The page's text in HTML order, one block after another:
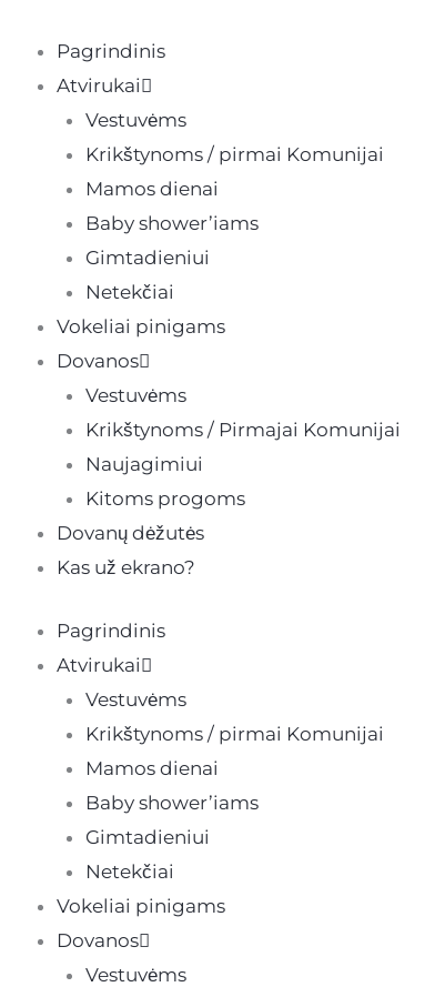
turinio
Pagrindinis
Atvirukai
Vestuvėms
Krikštynoms / pirmai Komunijai
Mamos dienai
Baby shower’iams
Gimtadieniui
Netekčiai
Vokeliai pinigams
Dovanos
Vestuvėms
Krikštynoms / Pirmajai Komunijai
Naujagimiui
Kitoms progoms
Dovanų dėžutės
Kas už ekrano?
Pagrindinis
Atvirukai
Vestuvėms
Krikštynoms / pirmai Komunijai
Mamos dienai
Baby shower’iams
Gimtadieniui
Netekčiai
Vokeliai pinigams
Dovanos
Vestuvėms